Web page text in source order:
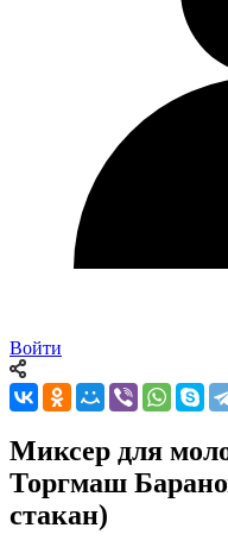
Войти
Миксер для
Торгмаш
стакан)